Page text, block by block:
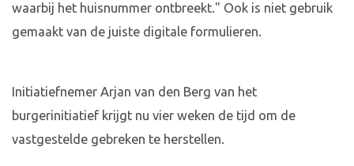
waarbij het huisnummer ontbreekt." Ook is niet gebruik
gemaakt van de juiste digitale formulieren.
Initiatiefnemer Arjan van den Berg van het
burgerinitiatief krijgt nu vier weken de tijd om de
vastgestelde gebreken te herstellen.